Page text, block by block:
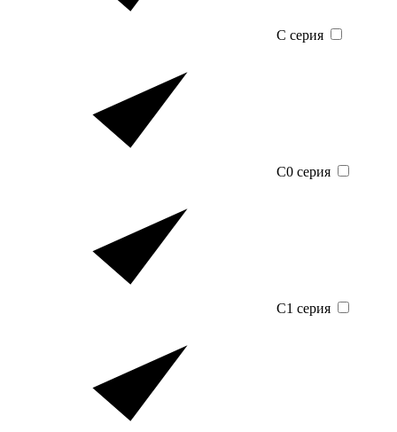
C серия
C0 серия
C1 серия